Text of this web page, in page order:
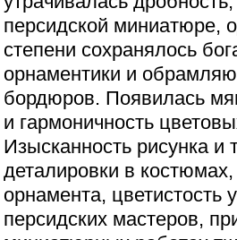
персидской миниатюре,
степени сохранялось
орнаментики и
бордюров. Появилась
и гармоничность
Изысканность рисунка и
деталировки в
орнамента, цветистость
персидских мастеров,